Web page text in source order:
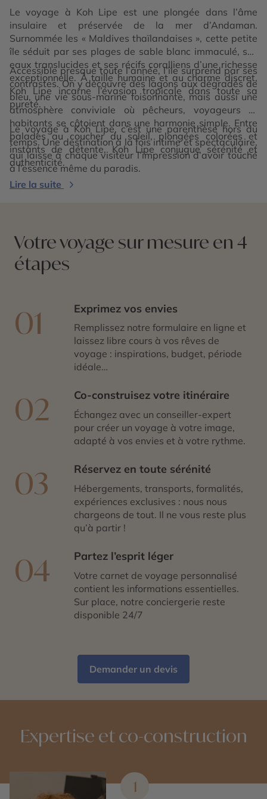
Le voyage à Koh Lipe est une plongée dans l’âme
insulaire et préservée de la mer d’Andaman.
Surnommée les « Maldives thaïlandaises », cette petite
île séduit par ses plages de sable blanc immaculé, ses
eaux translucides et ses récifs coralliens d’une richesse
exceptionnelle. À taille humaine et au charme discret,
Koh Lipe incarne l’évasion tropicale dans toute sa
pureté.
Accessible presque toute l’année, l’île surprend par ses
contrastes. On y découvre des lagons aux dégradés de
bleu, une vie sous-marine foisonnante, mais aussi une
atmosphère conviviale où pêcheurs, voyageurs et
habitants se côtoient dans une harmonie simple. Entre
balades au coucher du soleil, plongées colorées et
instants de détente, Koh Lipe conjugue sérénité et
authenticité.
Le voyage à Koh Lipe, c’est une parenthèse hors du
temps. Une destination à la fois intime et spectaculaire,
qui laisse à chaque visiteur l’impression d’avoir touché
à l’essence même du paradis.
Lire la suite
Votre voyage sur mesure en 4
étapes
01 Exprimez vos envies
Remplissez notre formulaire en ligne et
laissez libre cours à vos rêves de
voyage : inspirations, budget, période
idéale…
02 Co-construisez votre itinéraire
Échangez avec un conseiller-expert
pour créer un voyage à votre image,
adapté à vos envies et à votre rythme.
03 Réservez en toute sérénité
Hébergements, transports, formalités,
expériences exclusives : nous nous
chargeons de tout. Il ne vous reste plus
qu’à partir !
04 Partez l’esprit léger
Votre carnet de voyage personnalisé
contient les informations essentielles.
Sur place, notre conciergerie reste
disponible 24/7
Demander un devis
Expertise et co-construction
1